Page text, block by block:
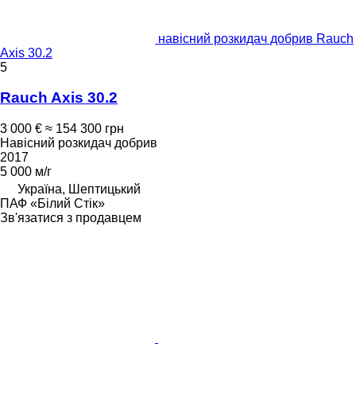
навісний розкидач добрив Rauch
Axis 30.2
5
Rauch Axis 30.2
3 000 € ≈ 154 300 грн
Навісний розкидач добрив
2017
5 000 м/г
Україна, Шептицький
ПАФ «Білий Стік»
Зв'язатися з продавцем